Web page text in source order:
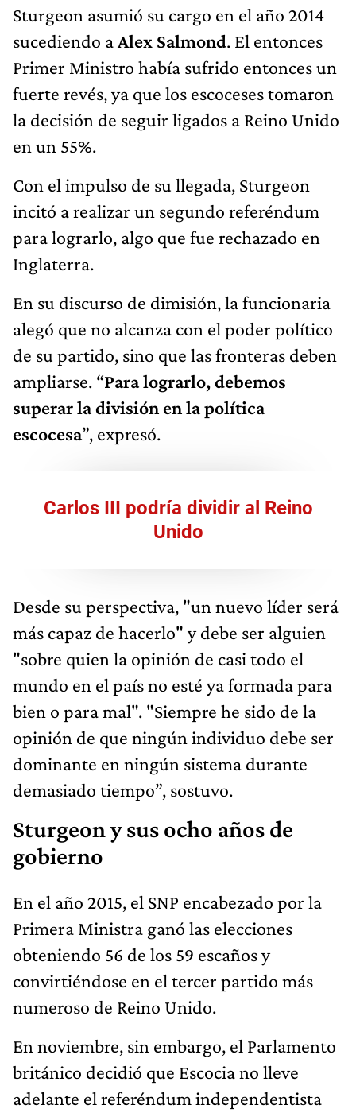
Sturgeon asumió su cargo en el año 2014
sucediendo aAlex Salmond. El entonces
Primer Ministro había sufrido entonces un
fuerte revés, ya que los escoceses tomaron
la decisión de seguir ligados a Reino Unido
en un 55%.
Con el impulso de su llegada, Sturgeon
incitó a realizar un segundo referéndum
para lograrlo, algo que fue rechazado en
Inglaterra.
En su discurso de dimisión, la funcionaria
alegó que no alcanza con el poder político
de su partido, sino que las fronteras deben
ampliarse. “Para lograrlo, debemos
superar la división en la política
escocesa”, expresó.
Carlos III podría dividir al Reino
Unido
Desde su perspectiva, "un nuevo líder será
más capaz de hacerlo" y debe ser alguien
"sobre quien la opinión de casi todo el
mundo en el país no esté ya formada para
bien o para mal". "Siempre he sido de la
opinión de que ningún individuo debe ser
dominante en ningún sistema durante
demasiado tiempo”, sostuvo.
Sturgeon y sus ocho años de
gobierno
En el año 2015, el SNP encabezado por la
Primera Ministra ganó las elecciones
obteniendo 56 de los 59 escaños y
convirtiéndose en el tercer partido más
numeroso de Reino Unido.
En noviembre, sin embargo, el Parlamento
británico decidió que Escocia no lleve
adelante el referéndum independentista